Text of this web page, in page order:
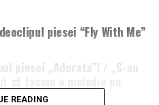
piesei “Fly With Me”
piesei „Adorata”! / „S-au
READING